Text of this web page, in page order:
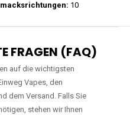
10
FRAGEN (FAQ)
auf die wichtigsten
Vapes, den
dem Versand. Falls Sie
stehen wir Ihnen